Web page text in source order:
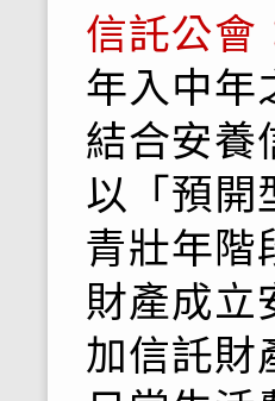
信託公會
年入中年
結合安養
以「預開
青壯年階
財產成立
加信託財